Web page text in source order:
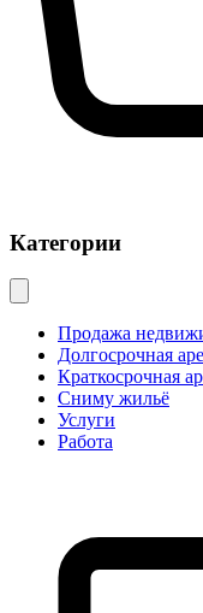
Категории
Продажа
Долгосрочная
Краткосрочная
Сниму жильё
Услуги
Работа